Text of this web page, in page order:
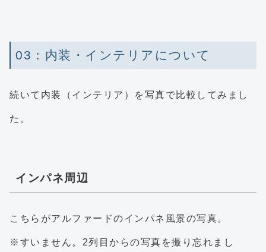
03：内装・インテリアについて
続いて内装（インテリア）を写真で比較してみまし
た。
インパネ周辺
こちらがアルファードのインパネ風景の写真。
※すいません。2列目からの写真を撮り忘れまし